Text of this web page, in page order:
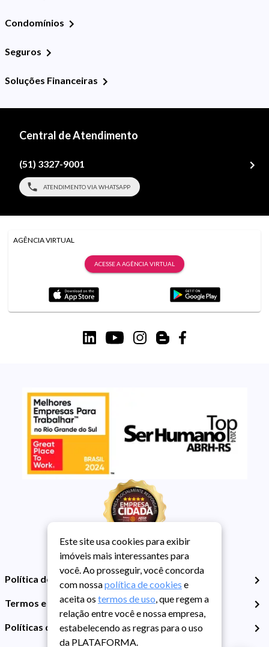
Condomínios
Seguros
Soluções Financeiras
Central de Atendimento
(51) 3327-9001
ATENDIMENTO VIA WHATSAPP
AGÊNCIA VIRTUAL
ACESSE A AGÊNCIA VIRTUAL
Política de Privacidade
Termos e Condições de Uso
Políticas de Cookies
Este site usa cookies para exibir
imóveis mais interessantes para
você. Ao prosseguir, você concorda
com nossapolítica de cookies e
aceita os termos de uso, que regem a
relação entre você e nossa empresa,
estabelecendo as regras para o uso
da PLATAFORMA.